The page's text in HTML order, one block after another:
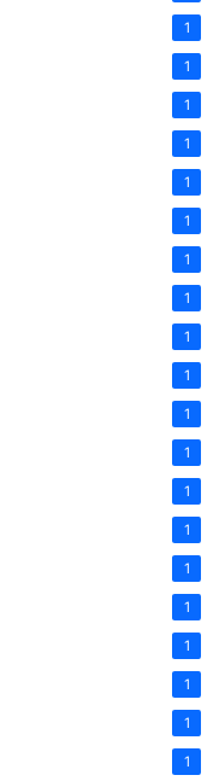
1
1
1
1
1
1
1
1
1
1
1
1
1
1
1
1
1
1
1
1